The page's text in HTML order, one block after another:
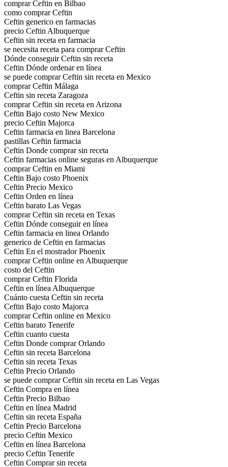
comprar Ceftin en Bilbao
como comprar Ceftin
Ceftin generico en farmacias
precio Ceftin Albuquerque
Ceftin sin receta en farmacia
se necesita receta para comprar Ceftin
Dónde conseguir Ceftin sin receta
Ceftin Dónde ordenar en línea
se puede comprar Ceftin sin receta en Mexico
comprar Ceftin Málaga
Ceftin sin receta Zaragoza
comprar Ceftin sin receta en Arizona
Ceftin Bajo costo New Mexico
precio Ceftin Majorca
Ceftin farmacia en linea Barcelona
pastillas Ceftin farmacia
Ceftin Donde comprar sin receta
Ceftin farmacias online seguras en Albuquerque
comprar Ceftin en Miami
Ceftin Bajo costo Phoenix
Ceftin Precio Mexico
Ceftin Orden en línea
Ceftin barato Las Vegas
comprar Ceftin sin receta en Texas
Ceftin Dónde conseguir en línea
Ceftin farmacia en linea Orlando
generico de Ceftin en farmacias
Ceftin En el mostrador Phoenix
comprar Ceftin online en Albuquerque
costo del Ceftin
comprar Ceftin Florida
Ceftin en línea Albuquerque
Cuánto cuesta Ceftin sin receta
Ceftin Bajo costo Majorca
comprar Ceftin online en Mexico
Ceftin barato Tenerife
Ceftin cuanto cuesta
Ceftin Donde comprar Orlando
Ceftin sin receta Barcelona
Ceftin sin receta Texas
Ceftin Precio Orlando
se puede comprar Ceftin sin receta en Las Vegas
Ceftin Compra en línea
Ceftin Precio Bilbao
Ceftin en línea Madrid
Ceftin sin receta España
Ceftin Precio Barcelona
precio Ceftin Mexico
Ceftin en línea Barcelona
precio Ceftin Tenerife
Ceftin Comprar sin receta